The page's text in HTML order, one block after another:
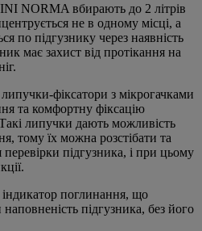
NORMA вбирають до 2 літрів
не в одному місці, а
по підгузнику через наявність
має захист від протікання на
фіксатори з мікрогачками
та комфортну фіксацію
липучки дають можливість
тому їх можна розстібати та
перевірки підгузника, і при цьому
поглинання, що
підгузника, без його